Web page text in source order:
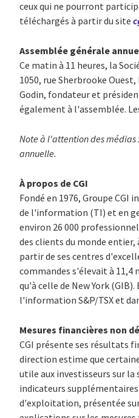
ceux qui ne pourront
téléchargés à partir du site
Assemblée générale
Ce matin à 11 heures, la
1050, rue Sherbrooke
Godin, fondateur et
également à l'assemblée.
Note à l'attention des médias
annuelle.
À propos de CGI
Fondé en 1976, Groupe
de l'information (TI) et en
environ 26 000
des clients du monde entier,
partir de ses centres
commandes s'élevait à 11,4
qu'à celle de New York
l'information S&P/TSX et
Mesures financières non
CGI présente ses résultats
direction estime que
utile aux investisseurs sur
indicateurs
d'exploitation, présentée sur